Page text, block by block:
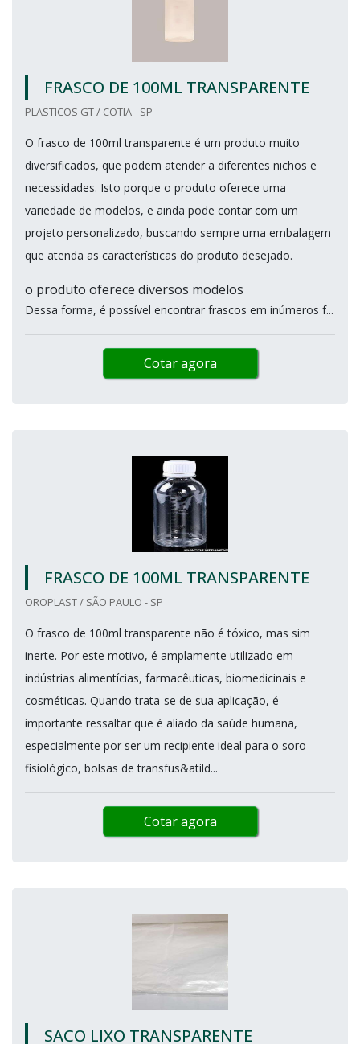
FRASCO DE 100ML TRANSPARENTE
PLASTICOS GT / COTIA - SP
O frasco de 100ml transparente é um produto muito
diversificados, que podem atender a diferentes nichos e
necessidades. Isto porque o produto oferece uma
variedade de modelos, e ainda pode contar com um
projeto personalizado, buscando sempre uma embalagem
que atenda as características do produto desejado.
o produto oferece diversos modelos
Dessa forma, é possível encontrar frascos em inúmeros f...
Cotar agora
FRASCO DE 100ML TRANSPARENTE
OROPLAST / SÃO PAULO - SP
O frasco de 100ml transparente não é tóxico, mas sim
inerte. Por este motivo, é amplamente utilizado em
indústrias alimentícias, farmacêuticas, biomedicinais e
cosméticas. Quando trata-se de sua aplicação, é
importante ressaltar que é aliado da saúde humana,
especialmente por ser um recipiente ideal para o soro
fisiológico, bolsas de transfus&atild...
Cotar agora
SACO LIXO TRANSPARENTE